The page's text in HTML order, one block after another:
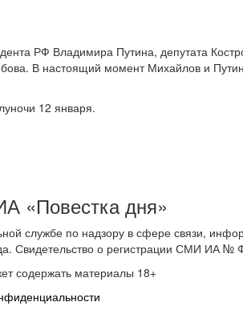
РФ Владимира Путина, депутата
В настоящий момент Михайлов и
12 января.
«Повестка дня»
службе по надзору в сфере связи,
Свидетельство о регистрации СМИ ИА №
содержать материалы 18+